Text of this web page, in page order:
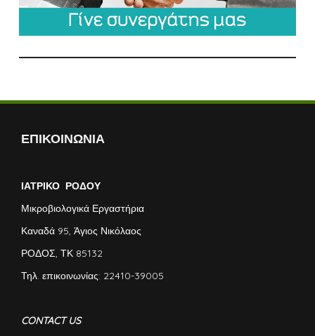
ΕΠΙΚΟΙΝΩΝΙΑ
ΙΑΤΡΙΚΟ ΡΟΔΟΥ
Μικροβιολογικά Εργαστήρια
Καναδά 95, Άγιος Νικόλαος
ΡΟΔΟΣ, ΤΚ 85132
Τηλ. επικοινωνίας: 22410-39005
CONTACT US